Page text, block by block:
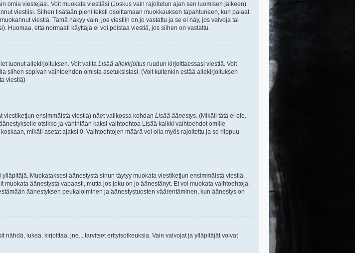
omia viestejäsi. Voit muokata viestiäsi (Joskus vain rajoitetun ajan sen luomisen jälkeen)
viestiisi. Siihen lisätään pieni teksti osoittamaan muokkauksen tapahtuneen, kun palaat
viestiä. Tämä näkyy vain, jos viestiin on jo vastattu ja se ei näy, jos valvoja tai
Huomaa, että normaali käyttäjä ei voi poistaa viestiä, jos siihen on vastattu.
luonut allekirjoituksen. Voit valita Lisää allekirjoitus ruudun kirjoittaessasi viestiä. Voit
siihen sopivan vaihtoehdon omista asetuksistasi. (Voit kuitenkin estää allekirjoituksen
viestiä)
ensimmäistä viestiä) näet valikossa kohdan Lisää äänestys. (Mikäli tätä ei ole.
otsikko ja vähintään kaksi vaihtoehtoa Lisää kaikki vaihtoehdot omille
mikäli asetat ajaksi 0. Vaihtoehtojen määrä voi olla myös rajoitettu ja se riippuu
Muokataksesi äänestystä sinun täytyy muokata viestiketjun ensimmäistä viestiä.
äänestystä vapaasti, mutta jos joku on jo äänestänyt. Et voi muokata vaihtoehtoja.
äänestyksen peukaloiminen ja äänestystuosten väärentäminen, kun äänestys on
lukea, kirjoittaa, jne... tarvitset erityisoikeuksia. Vain valvojat ja ylläpitäjät voivat